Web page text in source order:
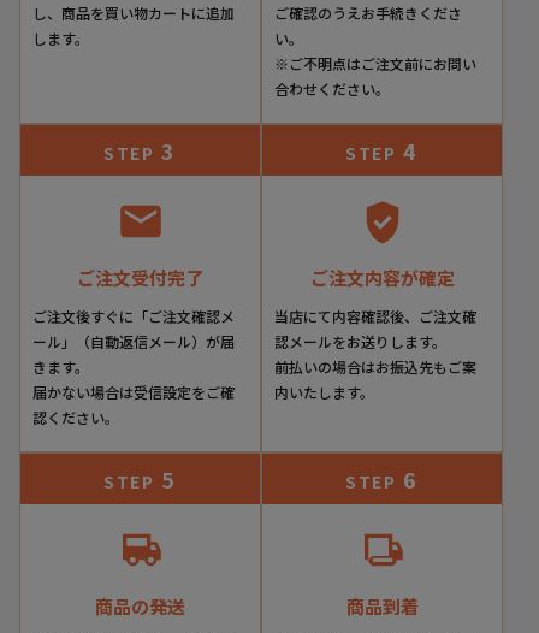
し、商品を買い物カートに追加
します。
ご確認のうえお手続きくださ
い。
※ご不明点はご注文前にお問い
合わせください。
STEP 3
ご注文受付完了
ご注文後すぐに「ご注文確認メ
ール」（自動返信メール）が届
きます。
届かない場合は受信設定をご確
認ください。
STEP 4
ご注文内容が確定
当店にて内容確認後、ご注文確
認メールをお送りします。
前払いの場合はお振込先もご案
内いたします。
STEP 5
商品の発送
STEP 6
商品到着